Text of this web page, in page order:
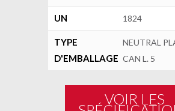
UN 1824
TYPE
D'EMBALLAGE
NEUTRAL
CAN L. 5
VOIR LES